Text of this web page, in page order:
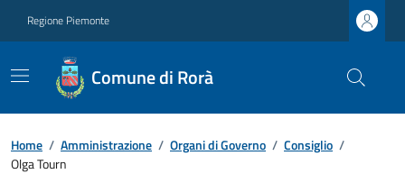
Regione Piemonte
Comune di Rorà
Home / Amministrazione / Organi di Governo / Consiglio /
Olga Tourn